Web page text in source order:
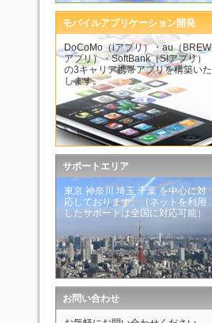
モバイルアプリケーション開発
DoCoMo（iアプリ）・au（BREW
アプリ）・SoftBank（S!アプリ）
の3キャリア携帯アプリを構築いた
します。
サポートエリア
東京 神奈川 埼玉 千葉 を中心に対
応しております。（ネットを利用
したサポートは全国に対応可能）
お問い合わせ